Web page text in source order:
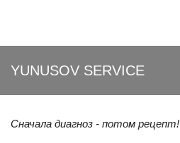
YUNUSOV SERVICE
Сначала диагноз - потом рецепт!